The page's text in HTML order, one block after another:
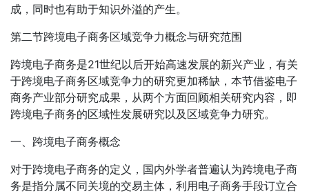
成，同时也有助于知识外溢的产生。
第二节跨境电子商务区域竞争力概念与研究范围
跨境电子商务是21世纪以后开始高速发展的新兴产业，有关
于跨境电子商务区域竞争力的研究更加稀缺，本节借鉴电子
商务产业部分研究成果，从两个方面回顾相关研究内容，即
跨境电子商务的区域性发展研究以及区域竞争力研究。
一、跨境电子商务概念
对于跨境电子商务的定义，国内外学者普遍认为跨境电子商
务是指分属不同关境的交易主体，利用电子商务手段订立合